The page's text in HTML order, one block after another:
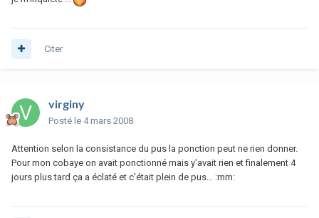
Citer
virginy
Posté le 4 mars 2008
Attention selon la consistance du pus la ponction peut ne rien donner.
Pour mon cobaye on avait ponctionné mais y'avait rien et finalement 4
jours plus tard ça a éclaté et c'était plein de pus... :mm: